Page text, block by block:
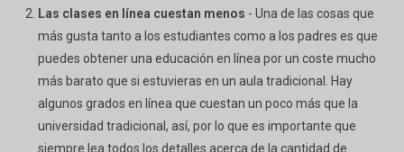
Las clases en línea cuestan menos - Una de las cosas que
más gusta tanto a los estudiantes como a los padres es que
puedes obtener una educación en línea por un coste mucho
más barato que si estuvieras en un aula tradicional. Hay
algunos grados en línea que cuestan un poco más que la
universidad tradicional, así, por lo que es importante que
siempre lea todos los detalles acerca de la cantidad de